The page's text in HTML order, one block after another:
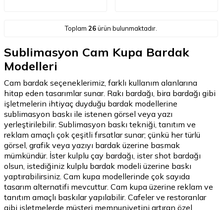
Toplam 26ürün bulunmaktadır.
Sublimasyon Cam Kupa Bardak
Modelleri
Cam bardak seçeneklerimiz, farklı kullanım alanlarına
hitap eden tasarımlar sunar. Rakı bardağı, bira bardağı gibi
işletmelerin ihtiyaç duyduğu bardak modellerine
sublimasyon baskı ile istenen görsel veya yazı
yerleştirilebilir. Sublimasyon baskı tekniği, tanıtım ve
reklam amaçlı çok çeşitli fırsatlar sunar; çünkü her türlü
görsel, grafik veya yazıyı bardak üzerine basmak
mümkündür. İster kulplu çay bardağı, ister shot bardağı
olsun, istediğiniz kulplu bardak modeli üzerine baskı
yaptırabilirsiniz. Cam kupa modellerinde çok sayıda
tasarım alternatifi mevcuttur. Cam kupa üzerine reklam ve
tanıtım amaçlı baskılar yapılabilir. Cafeler ve restoranlar
gibi işletmelerde müşteri memnuniyetini artıran özel